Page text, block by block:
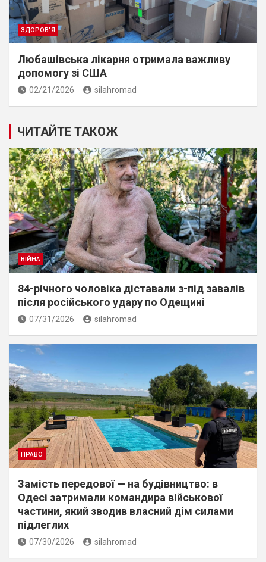
ЗДОРОВ"Я
Любашівська лікарня отримала важливу
допомогу зі США
02/21/2026 silahromad
ЧИТАЙТЕ ТАКОЖ
ВІЙНА
84-річного чоловіка діставали з-під завалів
пiсля росiйського удару по Одещині
07/31/2026 silahromad
ПРАВО
Замість передової — на будівництво: в
Одесі затримали командира військової
частини, який зводив власний дім силами
підлеглих
07/30/2026 silahromad